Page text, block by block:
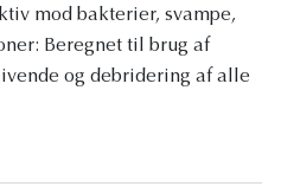
mod bakterier, svampe,
Beregnet til brug af
og debridering af alle